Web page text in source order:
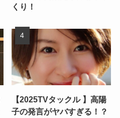
くり！
【2025TVタックル 】高陽
子の発言がヤバすぎる！？